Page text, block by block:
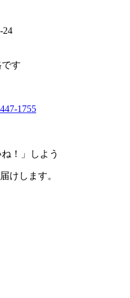
24
す
1755
！」しよう
けします。